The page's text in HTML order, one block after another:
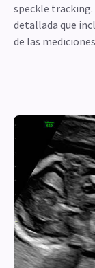
speckle
detallada que
de las